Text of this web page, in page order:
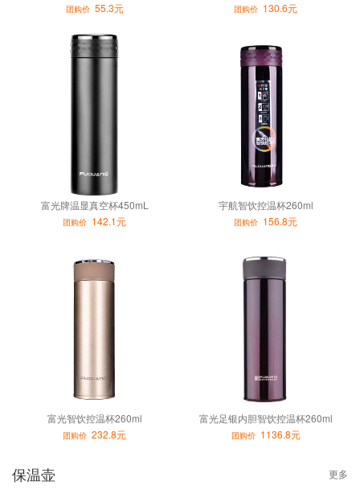
团购价55.3元 团购价 130.6元
富光牌温显真空杯450mL
团购价 142.1元
宇航智饮控温杯260ml
团购价 156.8元
富光智饮控温杯260ml
团购价 232.8元
富光足银内胆智饮控温杯260ml
团购价1136.8元
保温壶 更多